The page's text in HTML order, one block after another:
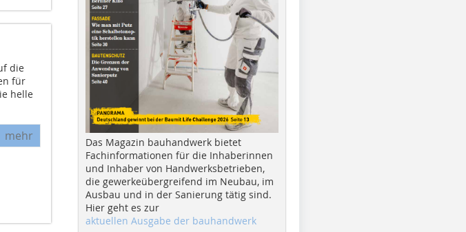
die
für
helle
mehr
Das Magazin bauhandwerk bietet
Fachinformationen für die Inhaberinnen
und Inhaber von Handwerksbetrieben,
die gewerkeübergreifend im Neubau, im
Ausbau und in der Sanierung tätig sind.
Hier geht es zur
aktuellen Ausgabe der bauhandwerk